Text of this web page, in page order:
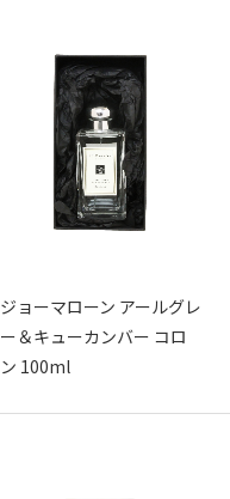
ジョーマローン アールグレ
ー＆キューカンバー コロ
ン 100ml